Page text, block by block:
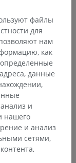
терминов,
файлы
для
нам
как
данные
и
нашего
и анализ
сетями,